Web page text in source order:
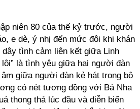
niên 80 của thế kỷ trước, người
e dè, ý nhị đến mức đôi khi khán
tình cảm liên kết giữa Linh
lôi” là tình yêu giữa hai người đàn
giữa người đàn kẻ hát trong bộ
có nét tương đồng với Bá Nha
thong thả lúc đầu và diễn biến